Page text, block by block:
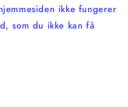
ikke fungerer
som du ikke kan få